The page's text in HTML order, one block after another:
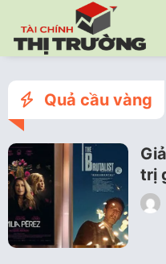
Quả cầu vàng
trị